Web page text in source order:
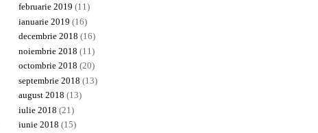
februarie 2019 (11)
ianuarie 2019 (16)
decembrie 2018 (16)
noiembrie 2018 (11)
octombrie 2018 (20)
septembrie 2018 (13)
august 2018 (13)
iulie 2018 (21)
iunie 2018 (15)